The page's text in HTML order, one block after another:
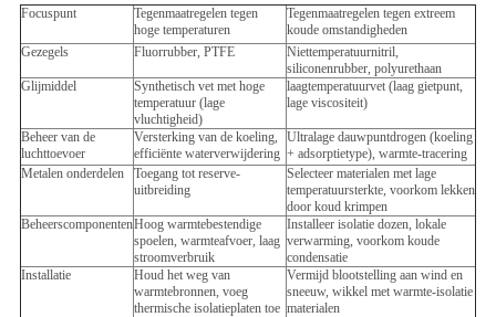
Focuspunt
Tegenmaatregelen tegen
hoge temperaturen
Tegenmaatregelen tegen extreem
koude omstandigheden
Gezegels
Fluorrubber, PTFE
Niettemperatuurnitril,
siliconenrubber, polyurethaan
Glijmiddel
Synthetisch vet met hoge
temperatuur (lage
vluchtigheid)
laagtemperatuurvet (laag gietpunt,
lage viscositeit)
Beheer van de
luchttoevoer
Versterking van de koeling,
efficiënte waterverwijdering
Ultralage dauwpuntdrogen (koeling
+ adsorptietype), warmte-tracering
Metalen onderdelen
Toegang tot reserve-
uitbreiding
Selecteer materialen met lage
temperatuursterkte, voorkom lekken
door koud krimpen
BeheerscomponentenHoog warmtebestendige
spoelen, warmteafvoer, laag
stroomverbruik
Installeer isolatie dozen, lokale
verwarming, voorkom koude
condensatie
Installatie
Houd het weg van
warmtebronnen, voeg
thermische isolatieplaten toe
Vermijd blootstelling aan wind en
sneeuw, wikkel met warmte-isolatie
materialen